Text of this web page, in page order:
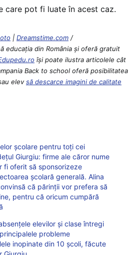
care pot fi luate în acest caz.
| Dreamstime.com /
educaţia din România şi oferă gratuit
îşi poate ilustra articolele cât
Back to school oferă posibilitatea
elevsă descarce imagini de calitate
școlare pentru toți cei
Giurgiu: firme ale căror nume
fi oferit să sponsorizeze
școlară generală. Alina
că părinții vor prefera să
pentru că oricum cumpără
elevilor și clase întregi
probleme
inopinate din 10 școli, făcute